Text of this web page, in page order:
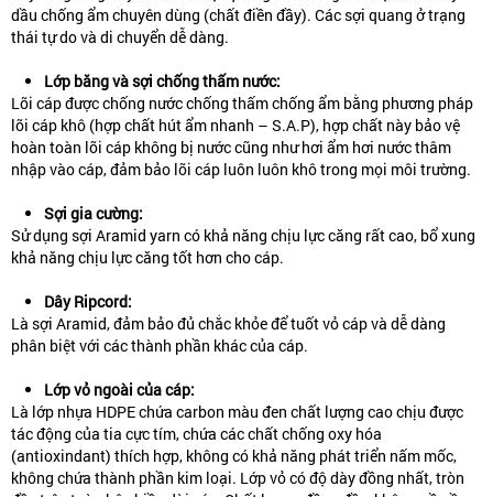
dầu chống ẩm chuyên dùng (chất điền đầy). Các sợi quang ở trạng
thái tự do và di chuyển dễ dàng.
Lớp băng và sợi chống thấm nước:
Lõi cáp được chống nước chống thấm chống ẩm bằng phương pháp
lõi cáp khô (hợp chất hút ẩm nhanh – S.A.P), hợp chất này bảo vệ
hoàn toàn lõi cáp không bị nước cũng như hơi ẩm hơi nước thâm
nhập vào cáp, đảm bảo lõi cáp luôn luôn khô trong mọi môi trường.
Sợi gia cường:
Sử dụng sợi Aramid yarn có khả năng chịu lực căng rất cao, bổ xung
khả năng chịu lực căng tốt hơn cho cáp.
Dây Ripcord:
Là sợi Aramid, đảm bảo đủ chắc khỏe để tuốt vỏ cáp và dễ dàng
phân biệt với các thành phần khác của cáp.
Lớp vỏ ngoài của cáp:
Là lớp nhựa HDPE chứa carbon màu đen chất lượng cao chịu được
tác động của tia cực tím, chứa các chất chống oxy hóa
(antioxindant) thích hợp, không có khả năng phát triển nấm mốc,
không chứa thành phần kim loại. Lớp vỏ có độ dày đồng nhất, tròn